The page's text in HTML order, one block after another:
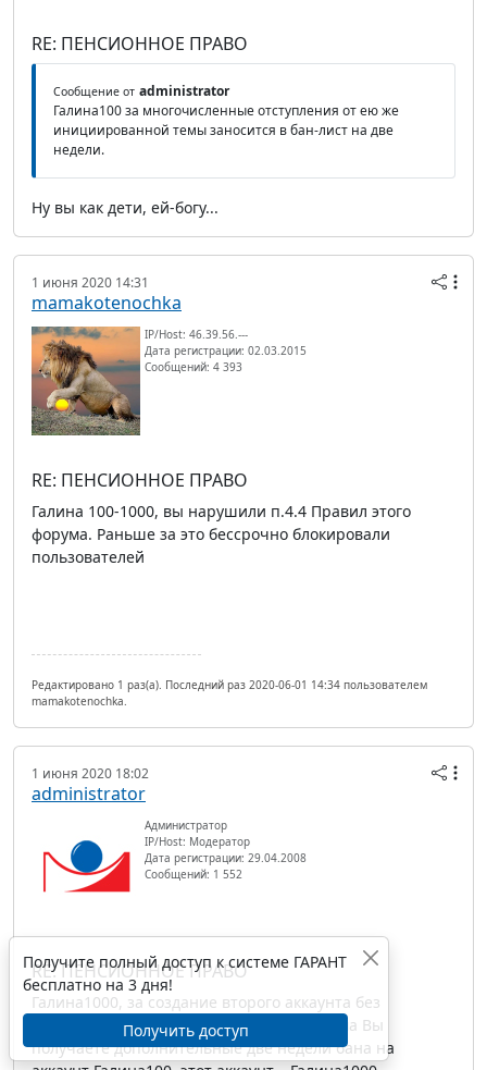
RE: ПЕНСИОННОЕ ПРАВО
Сообщение от administrator
Галина100 за многочисленные отступления от ею же
инициированной темы заносится в бан-лист на две
недели.
Ну вы как дети, ей-богу...
1 июня 2020 14:31
mamakotenochka
IP/Host: 46.39.56.---
Дата регистрации: 02.03.2015
Сообщений: 4 393
RE: ПЕНСИОННОЕ ПРАВО
Галина 100-1000, вы нарушили п.4.4 Правил этого
форума. Раньше за это бессрочно блокировали
пользователей
Редактировано 1 раз(а). Последний раз 2020-06-01 14:34 пользователем
mamakotenochka.
1 июня 2020 18:02
administrator
Администратор
IP/Host: Модератор
Дата регистрации: 29.04.2008
Сообщений: 1 552
RE: ПЕНСИОННОЕ ПРАВО
Галина1000, за создание второго аккаунта без
согласования с администраторами форума Вы
получаете дополнительные две недели бана на
Получите полный доступ к системе ГАРАНТ
бесплатно на 3 дня!
Получить доступ